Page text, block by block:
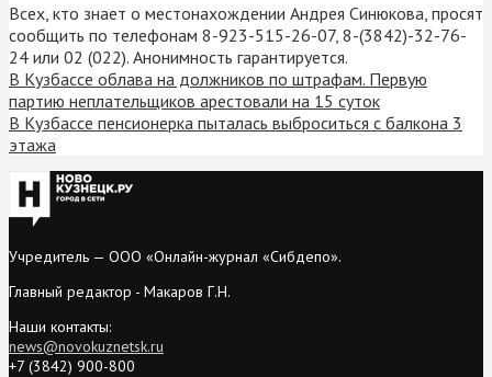
Всех, кто знает о местонахождении Андрея Синюкова, просят
сообщить по телефонам 8-923-515-26-07, 8-(3842)-32-76-
24 или 02 (022). Анонимность гарантируется.
В Кузбассе облава на должников по штрафам. Первую
партию неплательщиков арестовали на 15 суток
В Кузбассе пенсионерка пыталась выброситься с балкона 3
этажа
Учредитель — ООО «Онлайн-журнал «Сибдепо».
Главный редактор - Макаров Г.Н.
Наши контакты:
news@novokuznetsk.ru
+7 (3842) 900-800